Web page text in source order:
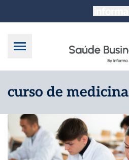
curso de medicina